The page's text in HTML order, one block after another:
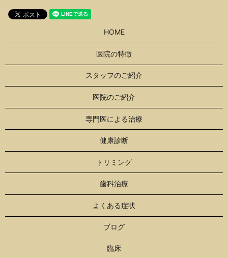
HOME
医院の特徴
スタッフのご紹介
医院のご紹介
専門医による治療
健康診断
トリミング
歯科治療
よくある症状
ブログ
臨床